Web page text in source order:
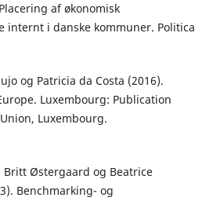
af økonomisk
internt i danske kommuner. Politica
og Patricia da Costa (2016).
Luxembourg: Publication
Luxembourg.
Britt Østergaard og Beatrice
Benchmarking- og